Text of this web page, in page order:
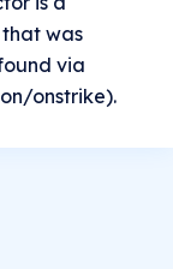
was
via
onstrike).